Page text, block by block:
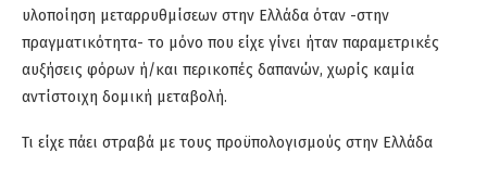
υλοποίηση μεταρρυθμίσεων στην Ελλάδα όταν -στην
πραγματικότητα- το μόνο που είχε γίνει ήταν παραμετρικές
αυξήσεις φόρων ή/και περικοπές δαπανών, χωρίς καμία
αντίστοιχη δομική μεταβολή.
Τι είχε πάει στραβά με τους προϋπολογισμούς στην Ελλάδα